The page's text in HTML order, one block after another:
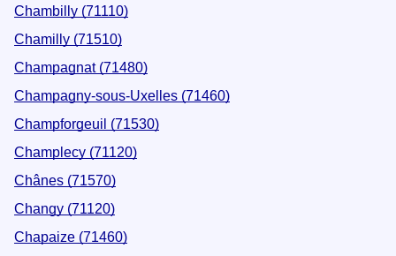
Chambilly (71110)
Chamilly (71510)
Champagnat (71480)
Champagny-sous-Uxelles (71460)
Champforgeuil (71530)
Champlecy (71120)
Chânes (71570)
Changy (71120)
Chapaize (71460)